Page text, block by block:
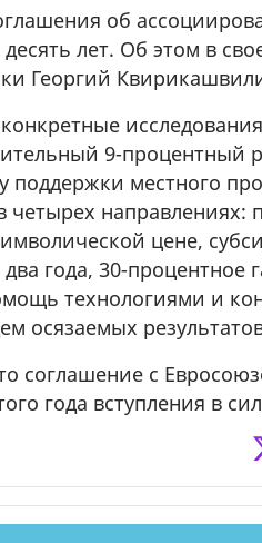
об
лет. Об этом в
Георгий
9-процентный
поддержки местного
четырех направлениях:
цене,
года, 30-процентное
технологиями и
осязаемых
соглашение с
года вступления в